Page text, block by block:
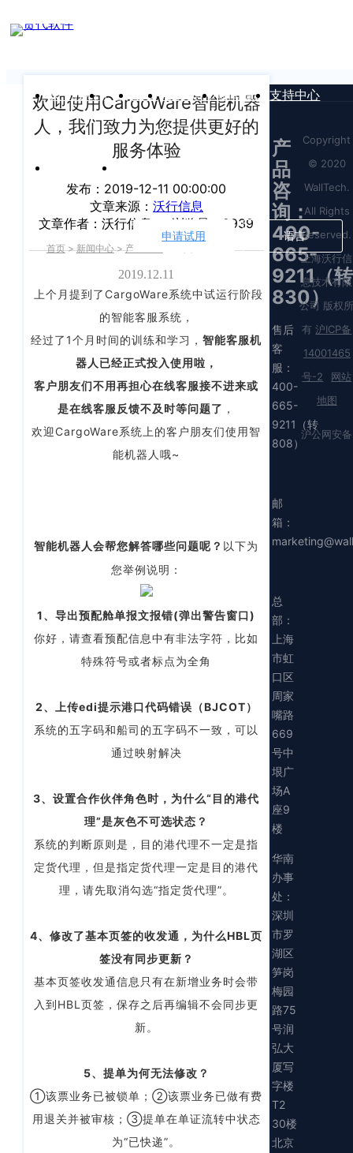
关于沃行 产品 价格 客户案例 新闻资讯 支持中心
运价与货盘
申请试用 语言
申请试用
产
欢迎使用CargoWare智能机器
人，我们致力为您提供更好的
服务体验
发布：2019-12-11 00:00:00
文章来源： 沃行信息
文章作者：沃行信息
浏览量：2939
首页>新闻中心>产品功能
2019.12.11
上个月提到了CargoWare系统中试运行阶段
的智能客服系统，
经过了1个月时间的训练和学习，智能客服机
器人已经正式投入使用啦，
客户朋友们不用再担心在线客服接不进来或
是在线客服反馈不及时等问题了 ，
欢迎CargoWare系统上的客户朋友们使用智
能机器人哦~
智能机器人会帮您解答哪些问题呢？ 以下为
您举例说明：
1、导出预配舱单报文报错(弹出警告窗口)
你好，请查看预配信息中有非法字符，比如
特殊符号或者标点为全角
2、上传edi提示港口代码错误（BJCOT）
系统的五字码和船司的五字码不一致，可以
通过映射解决
3、设置合作伙伴角色时，为什么“目的港代
理”是灰色不可选状态？
系统的判断原则是，目的港代理不一定是指
定货代理，但是指定货代理一定是目的港代
理，请先取消勾选“指定货代理”。
4、修改了基本页签的收发通，为什么HBL页
签没有同步更新？
基本页签收发通信息只有在新增业务时会带
入到HBL页签，保存之后再编辑不会同步更
新。
5、提单为何无法修改？
①该票业务已被锁单；②该票业务已做有费
用退关并被审核；③提单在单证流转中状态
为“已快递”。
产
品
咨
询：
400-
665-
9211（转
830）
售后
客
服：
400-
665-
9211（转
808）
邮
箱：
总
部：
上海
市虹
口区
周家
嘴路
669
号中
垠广
场A
座9
楼
华南
办事
处：
深圳
市罗
湖区
笋岗
梅园
路75
号润
弘大
厦写
字楼
T2
30楼
北京
Copyright
© 2020
WallTech.
All Rights
Reserved.
上海沃行信
息技术有限
公司 版权
有沪ICP备
14001465
号-2
网站
地图
沪公网安备